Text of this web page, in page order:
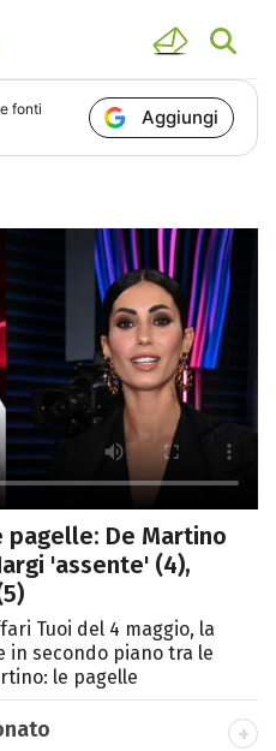
fonti
Aggiungi
pagelle: De Martino
'assente' (4),
Tuoi del 4 maggio, la
secondo piano tra le
le pagelle